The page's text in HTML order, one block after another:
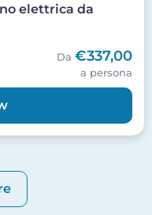
elettrica da
Da €337,00
a persona